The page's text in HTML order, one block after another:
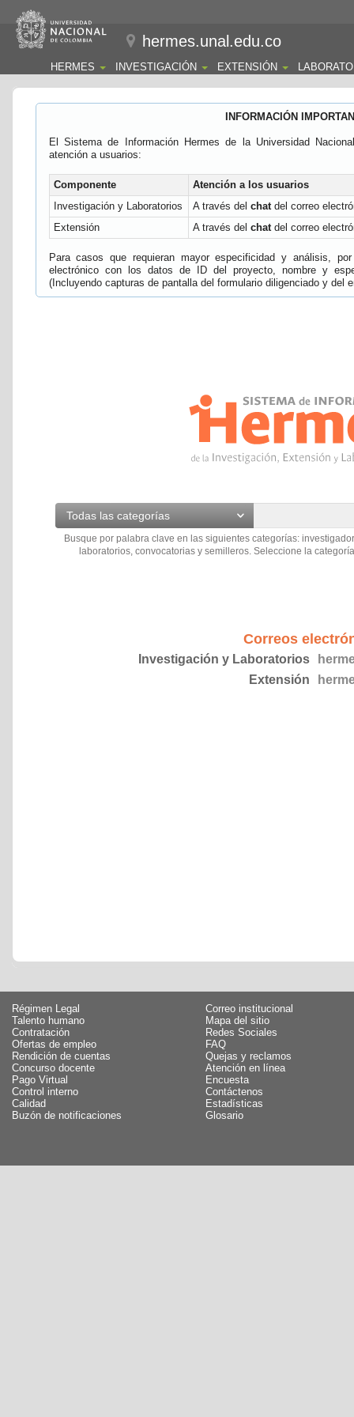
hermes.unal.edu.co
HERMES INVESTIGACIÓN EXTENSIÓN
INFORMACIÓN
El Sistema de Información Hermes de la Universidad
atención a usuarios:
Componente
Atención a los usuarios
Investigación y Laboratorios
A través del chatdel correo
Extensión
A través del chatdel correo
Para casos que requieran mayor especificidad y análisis,
electrónico con los datos de ID del proyecto, nombre y
(Incluyendo capturas de pantalla del formulario diligenciado y del
Todas las categorías
Busque por palabra clave en las siguientes categorías:
laboratorios, convocatorias y semilleros. Seleccione la
Correos
Investigación y Laboratorios
Extensión
Régimen Legal
Talento humano
Contratación
Ofertas de empleo
Rendición de cuentas
Concurso docente
Pago Virtual
Control interno
Calidad
Buzón de notificaciones
Correo institucional
Mapa del sitio
Redes Sociales
FAQ
Quejas y reclamos
Atención en línea
Encuesta
Contáctenos
Estadísticas
Glosario